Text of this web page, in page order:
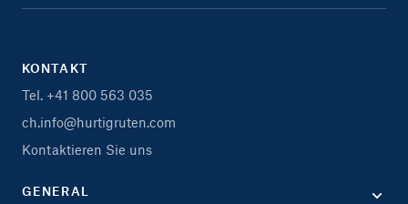
KONTAKT
Tel. +41 800 563 035
ch.info@hurtigruten.com
Kontaktieren Sie uns
GENERAL